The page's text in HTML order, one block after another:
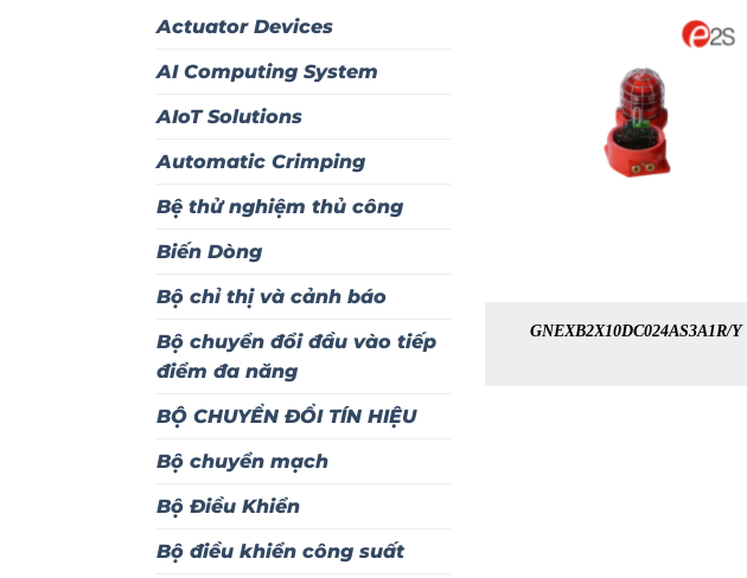
Actuator Devices
AI Computing System
AIoT Solutions
Automatic Crimping
Bệ thử nghiệm thủ công
Biến Dòng
Bộ chỉ thị và cảnh báo
Bộ chuyển đổi đầu vào tiếp
điểm đa năng
BỘ CHUYỂN ĐỔI TÍN HIỆU
Bộ chuyển mạch
Bộ Điều Khiển
Bộ điều khiển công suất
GNEXB2X10DC024AS3A1R/Y